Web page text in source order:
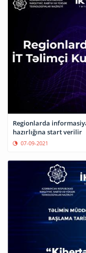
Regionlarda
hazırlığına start verilir
07-09-2021